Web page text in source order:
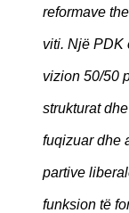
reformave
viti. Një PDK
vizion 50/50
strukturat
fuqizuar dhe
partive
funksion të